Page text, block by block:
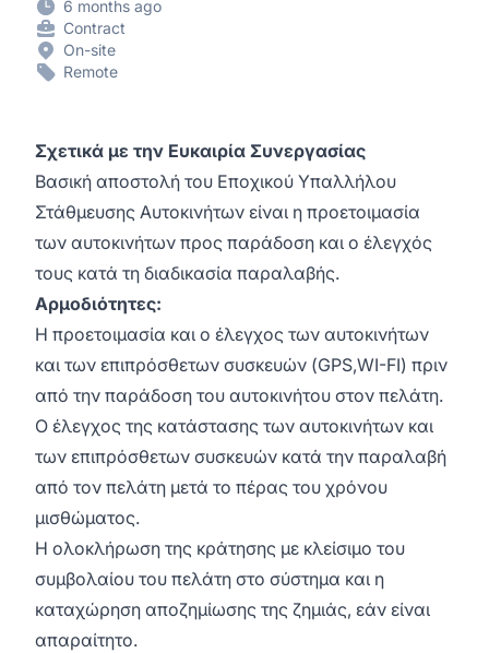
6 months ago
Contract
On-site
Remote
Σχετικά με την Ευκαιρία Συνεργασίας
Βασική αποστολή του Εποχικού Υπαλλήλου
Στάθμευσης Αυτοκινήτων είναι η προετοιμασία
των αυτοκινήτων προς παράδοση και ο έλεγχός
τους κατά τη διαδικασία παραλαβής.
Αρμοδιότητες:
Η προετοιμασία και ο έλεγχος των αυτοκινήτων
και των επιπρόσθετων συσκευών (GPS,WI-FI) πριν
από την παράδοση του αυτοκινήτου στον πελάτη.
Ο έλεγχος της κατάστασης των αυτοκινήτων και
των επιπρόσθετων συσκευών κατά την παραλαβή
από τον πελάτη μετά το πέρας του χρόνου
μισθώματος.
Η ολοκλήρωση της κράτησης με κλείσιμο του
συμβολαίου του πελάτη στο σύστημα και η
καταχώρηση αποζημίωσης της ζημιάς, εάν είναι
απαραίτητο.